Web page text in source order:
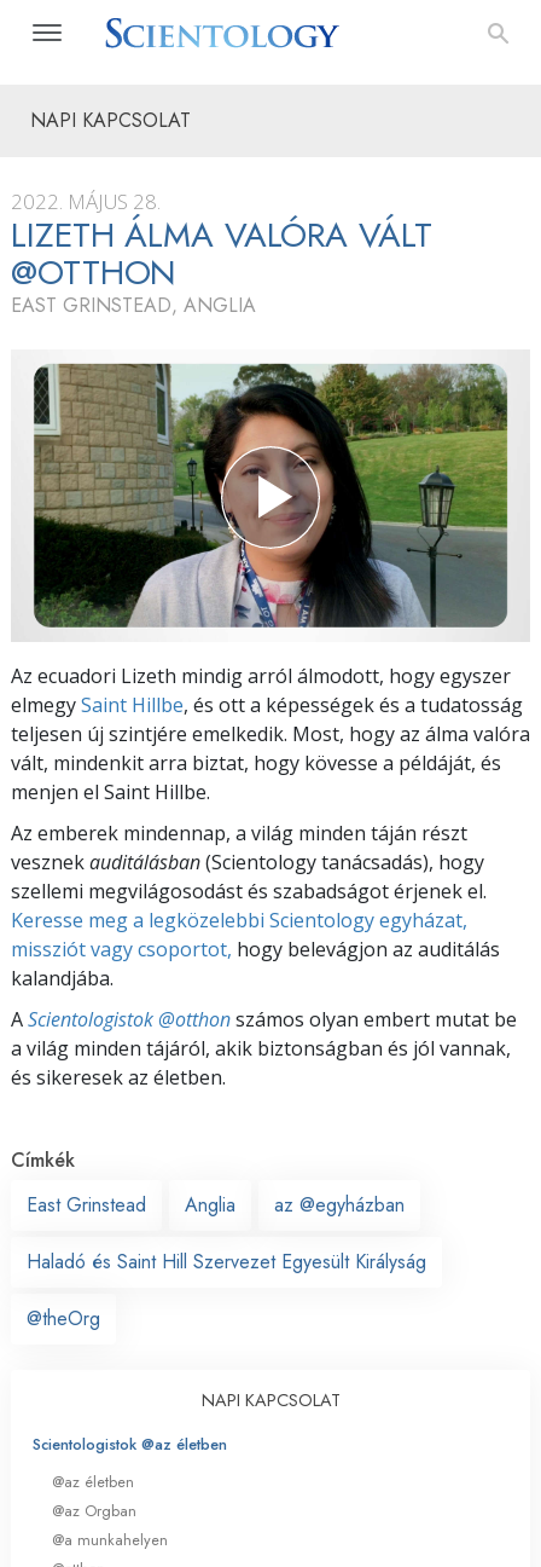
NAPI KAPCSOLAT
2022. MÁJUS 28.
LIZETH ÁLMA VALÓRA VÁLT
@OTTHON
EAST GRINSTEAD, ANGLIA
Az ecuadori Lizeth mindig arról álmodott, hogy egyszer
elmegySaint Hillbe, és ott a képességek és a tudatosság
teljesen új szintjére emelkedik. Most, hogy az álma valóra
vált, mindenkit arra biztat, hogy kövesse a példáját, és
menjen el Saint Hillbe.
Az emberek mindennap, a világ minden táján részt
vesznekauditálásban(Scientology tanácsadás), hogy
szellemi megvilágosodást és szabadságot érjenek el.
Keresse meg a legközelebbi Scientology egyházat,
missziót vagy csoportot, hogy belevágjon az auditálás
kalandjába.
AScientologistok @otthonszámos olyan embert mutat be
a világ minden tájáról, akik biztonságban és jól vannak,
és sikeresek az életben.
Címkék
East Grinstead
Anglia az @egyházban
Haladó és Saint Hill Szervezet Egyesült Királyság
@theOrg
NAPI KAPCSOLAT
Scientologistok @az életben
@az életben
@az Orgban
@a munkahelyen